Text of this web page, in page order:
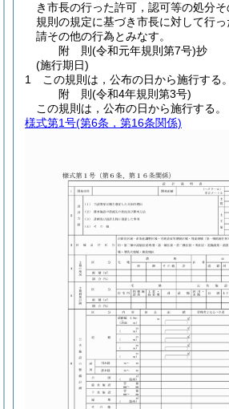
き市長の行った許可，認可等の処分
規則の規定に基づき市長に対して行
請その他の行為とみなす。
附 則(令和元年規則第7号)抄
(施行期日)
1
この規則は，公布の日から施行する。
附 則(令和4年規則第3号)
この規則は，公布の日から施行する。
様式第1号(第6条，第16条関係)